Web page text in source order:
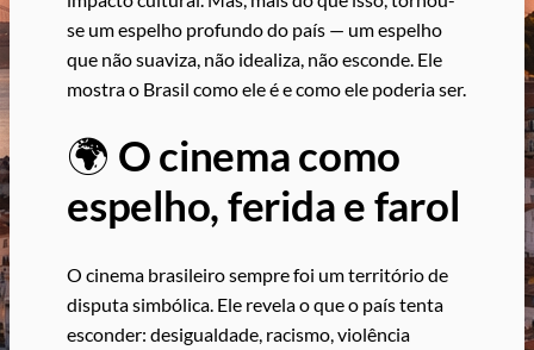
se um espelho profundo do país — um espelho
que não suaviza, não idealiza, não esconde. Ele
mostra o Brasil como ele é e como ele poderia ser.
🌍 O cinema como
espelho, ferida e farol
O cinema brasileiro sempre foi um território de
disputa simbólica. Ele revela o que o país tenta
esconder: desigualdade, racismo, violência